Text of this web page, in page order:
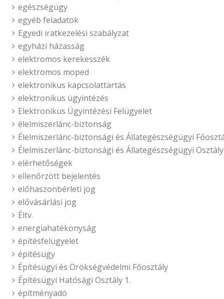
egészségügy
egyéb feladatok
Egyedi iratkezelési szabályzat
egyházi házasság
elektromos kerekesszék
elektromos moped
elektronikus kapcsolattartás
elektronikus ügyintézés
Elektronikus Ügyintézési Felügyelet
élelmiszerlánc-biztonság
Élelmiszerlánc-biztonsági és Állategészségügyi
Élelmiszerlánc-biztonsági és Állategészségügyi Osztály
elérhetőségek
ellenőrzött bejelentés
előhaszonbérleti jog
elővásárlási jog
Éltv.
energiahatékonyság
építésfelügyelet
építésügy
Építésügyi és Örökségvédelmi Főosztály
Építésügyi Hatósági Osztály 1.
építményadó